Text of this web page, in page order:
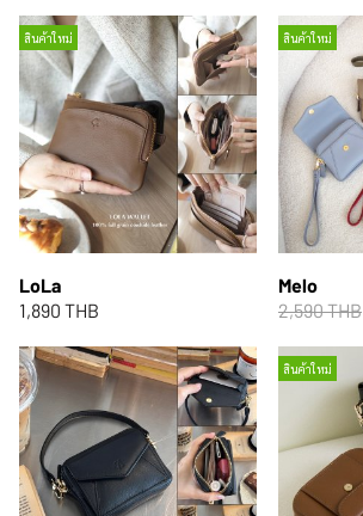
สินค้าใหม่
LoLa
1,890 THB
สินค้าใหม่
Melo
2,590 THB
สินค้าใหม่